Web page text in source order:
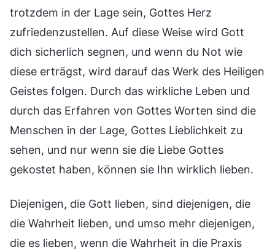
trotzdem in der Lage sein, Gottes Herz
zufriedenzustellen. Auf diese Weise wird Gott
dich sicherlich segnen, und wenn du Not wie
diese erträgst, wird darauf das Werk des Heiligen
Geistes folgen. Durch das wirkliche Leben und
durch das Erfahren von Gottes Worten sind die
Menschen in der Lage, Gottes Lieblichkeit zu
sehen, und nur wenn sie die Liebe Gottes
gekostet haben, können sie Ihn wirklich lieben.
Diejenigen, die Gott lieben, sind diejenigen, die
die Wahrheit lieben, und umso mehr diejenigen,
die es lieben, wenn die Wahrheit in die Praxis